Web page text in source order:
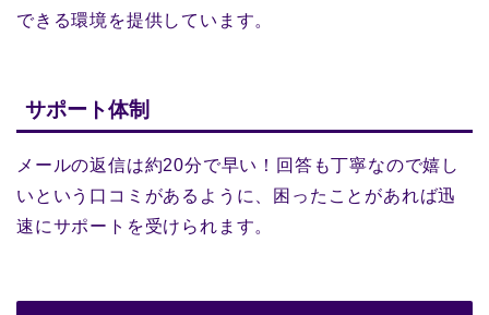
できる環境を提供しています。
サポート体制
メールの返信は約20分で早い！回答も丁寧なので嬉し
いという口コミがあるように、困ったことがあれば迅
速にサポートを受けられます。